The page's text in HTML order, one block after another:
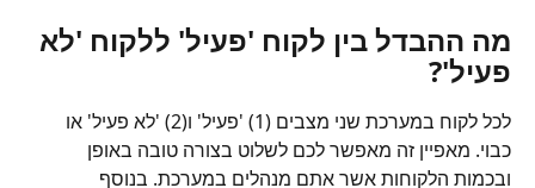
מה ההבדל בין לקוח 'פעיל' ללקוח 'לא
פעיל'?
לכל לקוח במערכת שני מצבים (1) 'פעיל' ו(2) 'לא פעיל' או
כבוי. מאפיין זה מאפשר לכם לשלוט בצורה טובה באופן
ובכמות הלקוחות אשר אתם מנהלים במערכת. בנוסף